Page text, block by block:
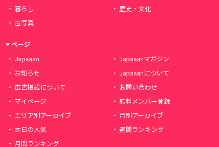
暮らし
歴史・文化
古写真
ページ
Japaaan
Japaaanマガジン
お知らせ
Japaaanについて
広告掲載について
お問い合わせ
マイページ
無料メンバー登録
エリア別アーカイブ
月別アーカイブ
本日の人気
週間ランキング
月間ランキング